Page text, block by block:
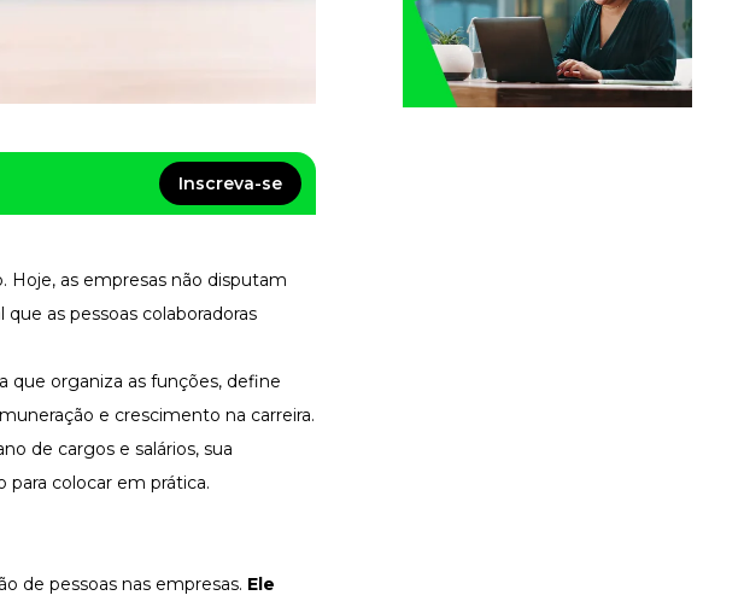
Inscreva-se
as empresas não disputam
que as pessoas colaboradoras
que organiza as funções, define
e crescimento na carreira.
de cargos e salários, sua
para colocar em prática.
de pessoas nas empresas. Ele